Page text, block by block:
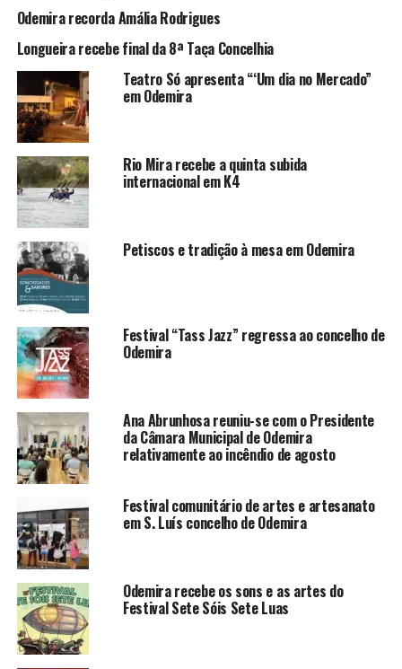
Odemira recorda Amália Rodrigues
Longueira recebe final da 8ª Taça Concelhia
Teatro Só apresenta “‘Um dia no Mercado”
em Odemira
Rio Mira recebe a quinta subida
internacional em K4
Petiscos e tradição à mesa em Odemira
Festival “Tass Jazz” regressa ao concelho de
Odemira
Ana Abrunhosa reuniu-se com o Presidente
da Câmara Municipal de Odemira
relativamente ao incêndio de agosto
Festival comunitário de artes e artesanato
em S. Luís concelho de Odemira
Odemira recebe os sons e as artes do
Festival Sete Sóis Sete Luas